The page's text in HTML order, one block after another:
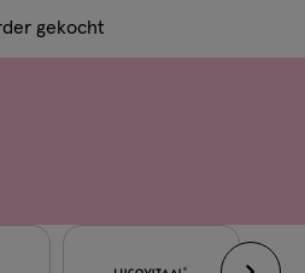
gekocht